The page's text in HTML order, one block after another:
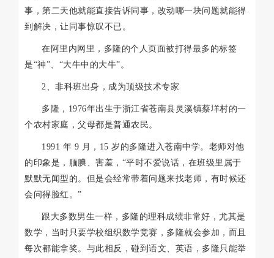
事，第二天他就能直接告诉同事，改动哪一块问题就能得
到解决，让同事惊叹不已。
在阿里内网里，多隆的个人页面被打得最多的标签
是“神”、“大牛中的大牛”。
2、非科班出身，成为顶级技术专家
多隆，1976年出生于浙江省苍南县灵溪镇蔡垟村的一
个农村家庭，父母都是普通农民。
1991 年 9 月，15 岁的多隆进入苍南中学。老师对他
的印象是，腼腆、害羞，“平时不爱说话，在班级里属于
默默无闻型的。但是会经常带着问题来找老师，有时候还
会问得脸红。”
跟大多数男生一样，多隆的理科成绩非常好，尤其是
数学，当时只要学校组织数学竞赛，多隆就会参加，而且
每次都能拿奖。与此相反，碰到语文、英语，多隆只能举